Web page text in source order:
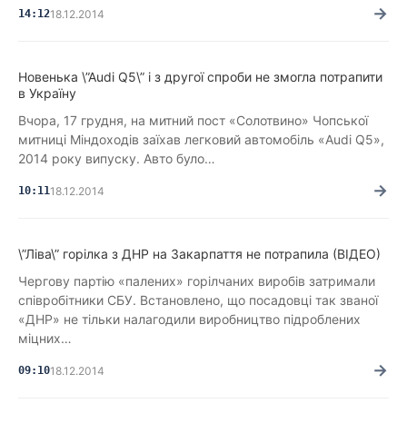
14:1218.12.2014 →
Новенька \”Audi Q5\” і з другої спроби не змогла потрапити
в Україну
Вчора, 17 грудня, на митний пост «Солотвино» Чопської
митниці Міндоходів заїхав легковий автомобіль «Audi Q5»,
2014 року випуску. Авто було…
10:1118.12.2014 →
\”Ліва\” горілка з ДНР на Закарпаття не потрапила (ВІДЕО)
Чергову партію «палених» горілчаних виробів затримали
співробітники СБУ. Встановлено, що посадовці так званої
«ДНР» не тільки налагодили виробництво підроблених
міцних…
09:1018.12.2014 →